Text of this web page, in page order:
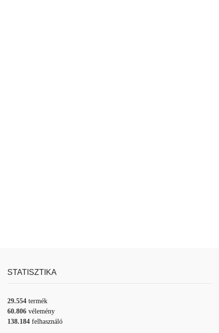
STATISZTIKA
29.554 termék
60.806 vélemény
138.184 felhasználó